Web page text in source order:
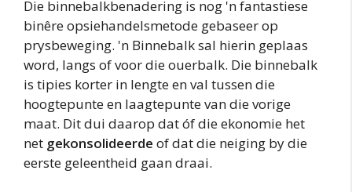
Die binnebalkbenadering is nog 'n fantastiese
binêre opsiehandelsmetode gebaseer op
prysbeweging. 'n Binnebalk sal hierin geplaas
word, langs of voor die ouerbalk. Die binnebalk
is tipies korter in lengte en val tussen die
hoogtepunte en laagtepunte van die vorige
maat. Dit dui daarop dat óf die ekonomie het
net gekonsolideerde of dat die neiging by die
eerste geleentheid gaan draai.